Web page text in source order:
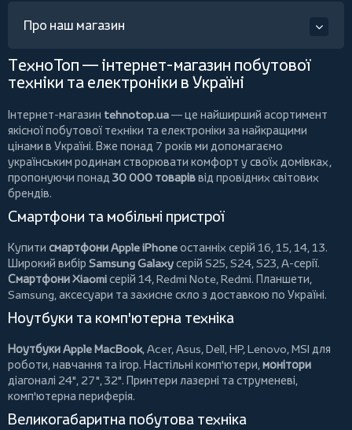
Про наш магазин
ТехноТоп — інтернет-магазин побутової
техніки та електроніки в Україні
Інтернет-магазин tehnotop.ua— це найширший асортимент
якісної побутової техніки та електроніки за найкращими
цінами в Україні. Вже понад 7 років ми допомагаємо
українським родинам створювати комфорт у своїх домівках,
пропонуючи понад 30 000 товаріввід провідних світових
брендів.
Смартфони та мобільні пристрої
Купити смартфони Apple iPhoneостанніх серій 16, 15, 14, 13.
Широкий вибір Samsung Galaxyсерій S25, S24, S23, A-серії.
Смартфони Xiaomiсерій 14, Redmi Note, Redmi. Планшети,
Samsung, аксесуари тазахисне скло з доставкою по Україні.
Ноутбуки та комп'ютерна техніка
Ноутбуки Apple MacBook,Acer,Asus,Dell,HP,Lenovo,MSI для
роботи, навчання та ігор. Настільні комп'ютери,монітори
діагоналі 24", 27", 32". Принтери лазерні та струменеві,
комп'ютерна периферія.
Великогабаритна побутова техніка